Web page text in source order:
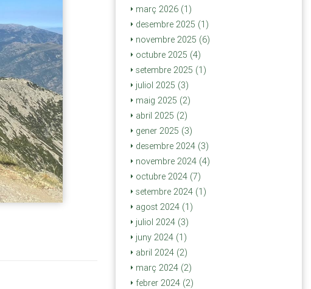
març 2026 (1)
desembre 2025 (1)
novembre 2025 (6)
octubre 2025 (4)
setembre 2025 (1)
juliol 2025 (3)
maig 2025 (2)
abril 2025 (2)
gener 2025 (3)
desembre 2024 (3)
novembre 2024 (4)
octubre 2024 (7)
setembre 2024 (1)
agost 2024 (1)
juliol 2024 (3)
juny 2024 (1)
abril 2024 (2)
març 2024 (2)
febrer 2024 (2)